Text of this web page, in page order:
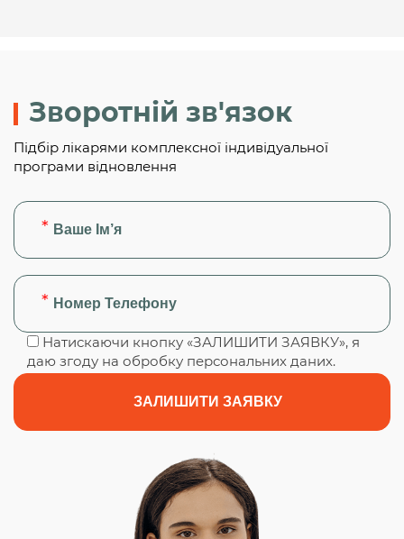
Зворотній зв'язок
Підбір лікарями комплексної індивідуальної
програми відновлення
Натискаючи кнопку «ЗАЛИШИТИ ЗАЯВКУ», я
даю згоду на обробку персональних даних.